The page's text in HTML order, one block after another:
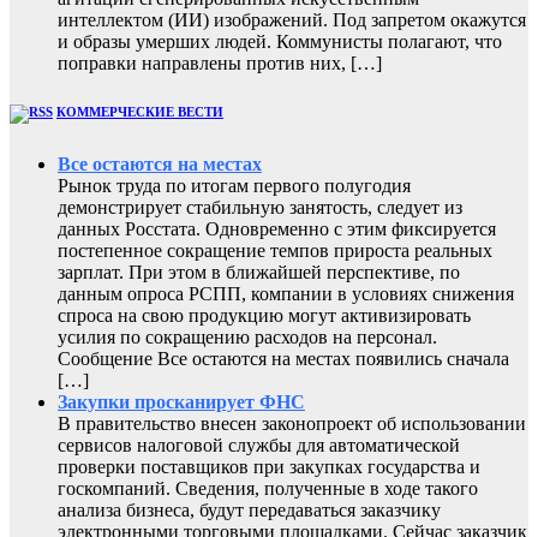
интеллектом (ИИ) изображений. Под запретом окажутся
и образы умерших людей. Коммунисты полагают, что
поправки направлены против них, […]
КОММЕРЧЕСКИЕ ВЕСТИ
Все остаются на местах
Рынок труда по итогам первого полугодия
демонстрирует стабильную занятость, следует из
данных Росстата. Одновременно с этим фиксируется
постепенное сокращение темпов прироста реальных
зарплат. При этом в ближайшей перспективе, по
данным опроса РСПП, компании в условиях снижения
спроса на свою продукцию могут активизировать
усилия по сокращению расходов на персонал.
Сообщение Все остаются на местах появились сначала
[…]
Закупки просканирует ФНС
В правительство внесен законопроект об использовании
сервисов налоговой службы для автоматической
проверки поставщиков при закупках государства и
госкомпаний. Сведения, полученные в ходе такого
анализа бизнеса, будут передаваться заказчику
электронными торговыми площадками. Сейчас заказчик